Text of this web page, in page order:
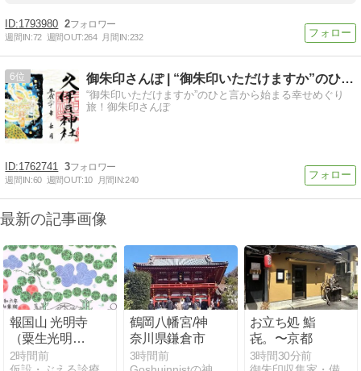
1793980 2
週間IN:72 週間OUT:264 月間IN:232
6 御朱印さんぽ | “御朱印いただけますか”のひと言から始ま…
“御朱印いただけますか”のひと言から始まる幸せめぐり
旅！御朱印さんぽ
1762741 3
週間IN:60 週間OUT:10 月間IN:240
最新の記事画像
報国山 光明寺
（粟生光明
寺）⑭
2時間前
鶴岡八幡宮/神
奈川県鎌倉市
3時間前
お立ち処 鮨
㐂。〜京都
3時間30分前